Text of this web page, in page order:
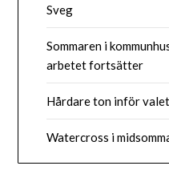
Sveg
Sommaren i
arbetet fortsätter
Hårdare ton inför
Watercross i